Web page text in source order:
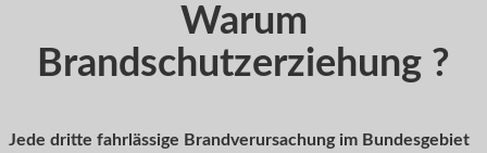
Warum
Brandschutzerziehung ?
Jede dritte fahrlässige Brandverursachung im Bundesgebiet